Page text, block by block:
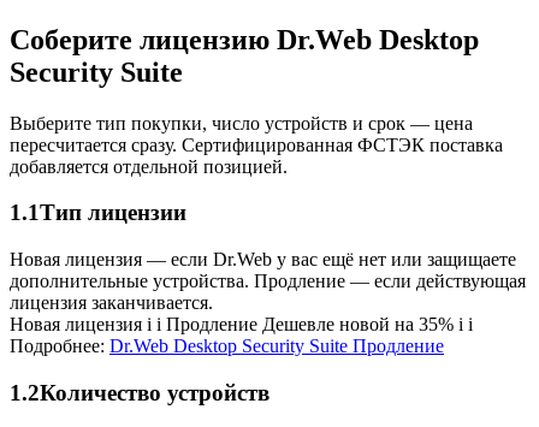
Соберите лицензию Dr.Web Desktop
Security Suite
Выберите тип покупки, число устройств и срок — цена
пересчитается сразу. Сертифицированная ФСТЭК поставка
добавляется отдельной позицией.
1.1Тип лицензии
Новая лицензия — если Dr.Web у вас ещё нет или защищаете
дополнительные устройства. Продление — если действующая
лицензия заканчивается.
Новая лицензия i i Продление Дешевле новой на 35% i i
Подробнее: Dr.Web Desktop Security Suite Продление
1.2Количество устройств